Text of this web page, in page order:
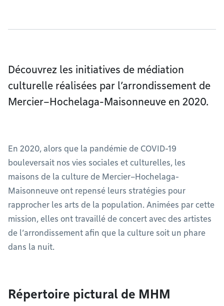
Découvrez les initiatives de médiation
culturelle réalisées par l’arrondissement de
Mercier–Hochelaga-Maisonneuve en 2020.
En 2020, alors que la pandémie de COVID-19
bouleversait nos vies sociales et culturelles, les
maisons de la culture de Mercier–Hochelaga-
Maisonneuve ont repensé leurs stratégies pour
rapprocher les arts de la population. Animées par cette
mission, elles ont travaillé de concert avec des artistes
de l’arrondissement afin que la culture soit un phare
dans la nuit.
Répertoire pictural de MHM